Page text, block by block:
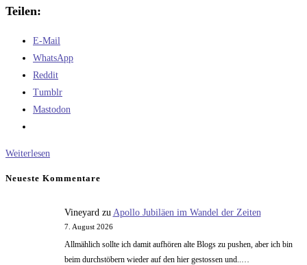
Teilen:
E-Mail
WhatsApp
Reddit
Tumblr
Mastodon
Weiterlesen
Neueste Kommentare
Vineyardzu Apollo Jubiläen im Wandel der Zeiten
7. August 2026
Allmählich sollte ich damit aufhören alte Blogs zu pushen, aber ich bin
beim durchstöbern wieder auf den hier gestossen und..…